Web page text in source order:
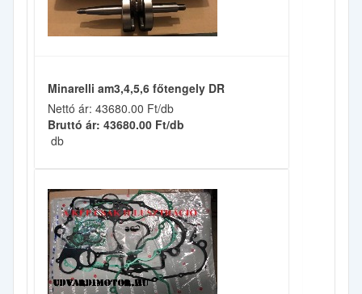
Minarelli am3,4,5,6 főtengely DR
Nettó ár: 43680.00 Ft/db
Bruttó ár: 43680.00 Ft/db
db